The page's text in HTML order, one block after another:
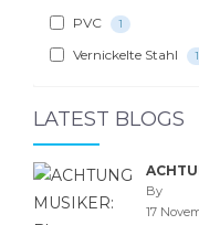
PVC 1
Vernickelte Stahl 1
LATEST BLOGS
By
17